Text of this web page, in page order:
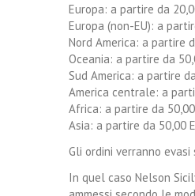
Europa: a partire da
Europa (non-EU): a
Nord America: a partire
Oceania: a partire da
Sud America: a partire
America centrale: a
Africa: a partire da
Asia: a partire da 50,00
Gli ordini verranno
In quel caso Nelson